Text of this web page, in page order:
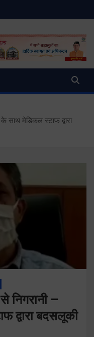
साथ मेडिकल स्टाफ द्वारा
निगरानी –
द्वारा बदसलूकी